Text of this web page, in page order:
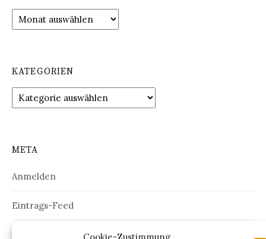
Archiv
KATEGORIEN
Kategorien
META
Anmelden
Eintrags-Feed
Kommentar-Feed